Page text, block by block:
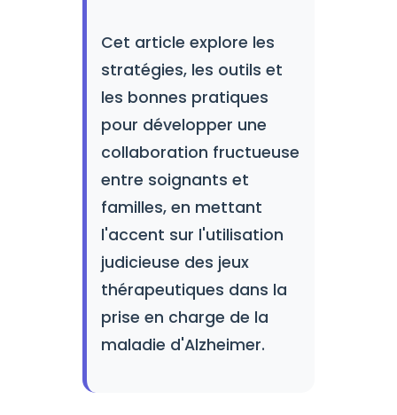
Cet article explore les
stratégies, les outils et
les bonnes pratiques
pour développer une
collaboration fructueuse
entre soignants et
familles, en mettant
l'accent sur l'utilisation
judicieuse des jeux
thérapeutiques dans la
prise en charge de la
maladie d'Alzheimer.